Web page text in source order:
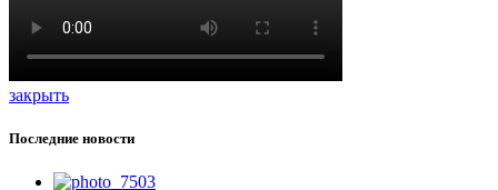
закрыть
Последние новости